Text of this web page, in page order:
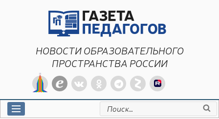
НОВОСТИ ОБРАЗОВАТЕЛЬНОГО
ПРОСТРАНСТВА РОССИИ
Искать: